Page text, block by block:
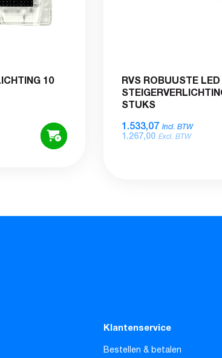
10 RVS ROBUUSTE LED
STUKS
1.533,07 Incl. BTW
1.267,00 Excl. BTW
Klantenservice
Bestellen & betalen